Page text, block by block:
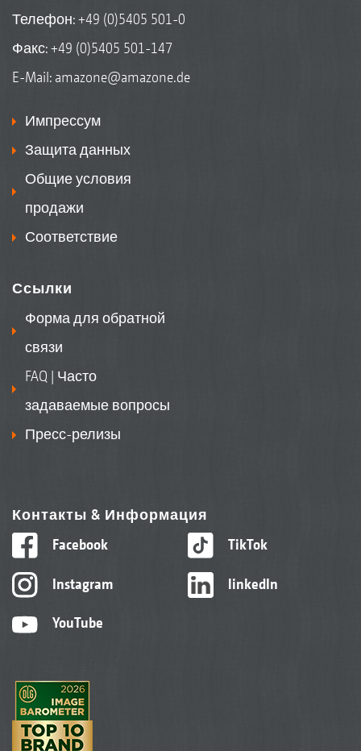
Телефон:+49 (0)5405 501-0
Факс: +49 (0)5405 501-147
E-Mail: amazone@amazone.de
Импрессум
Защита данных
Общие условия
продажи
Соответствие
Ссылки
Форма для обратной
связи
FAQ | Часто
задаваемые вопросы
Пресс-релизы
Контакты & Информация
Facebook
Instagram
YouTube
TikTok
linkedIn